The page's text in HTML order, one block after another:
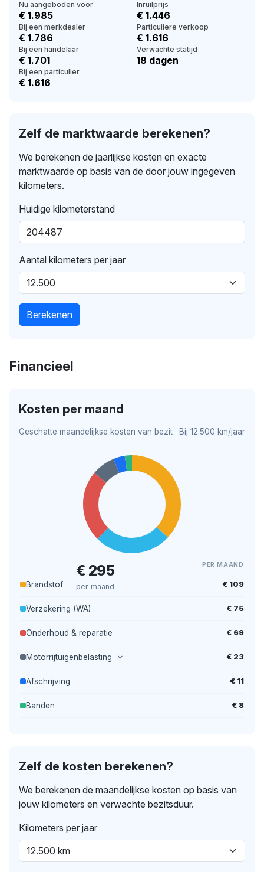
Nu aangeboden voor
€ 1.985
Bij een merkdealer
€ 1.786
Bij een handelaar
€ 1.701
Bij een particulier
€ 1.616
Inruilprijs
€ 1.446
Particuliere verkoop
€ 1.616
Verwachte statijd
18 dagen
Zelf de marktwaarde berekenen?
We berekenen de jaarlijkse kosten en exacte
marktwaarde op basis van de door jouw ingegeven
kilometers.
Huidige kilometerstand
Aantal kilometers per jaar
Berekenen
Financieel
Kosten per maand
Geschatte maandelijkse kosten van bezit Bij 12.500 km/jaar
€ 295
per maand
PER MAAND
Brandstof € 109
Verzekering (WA) € 75
Onderhoud & reparatie € 69
Motorrijtuigenbelasting € 23
Afschrijving € 11
Banden € 8
Zelf de kosten berekenen?
We berekenen de maandelijkse kosten op basis van
jouw kilometers en verwachte bezitsduur.
Kilometers per jaar